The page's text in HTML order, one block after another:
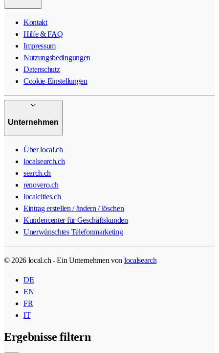
Kontakt
Hilfe & FAQ
Impressum
Nutzungsbedingungen
Datenschutz
Cookie-Einstellungen
Unternehmen
Über local.ch
localsearch.ch
search.ch
renovero.ch
localcities.ch
Eintrag erstellen / ändern / löschen
Kundencenter für Geschäftskunden
Unerwünschtes Telefonmarketing
© 2026 local.ch - Ein Unternehmen von localsearch
DE
EN
FR
IT
Ergebnisse filtern